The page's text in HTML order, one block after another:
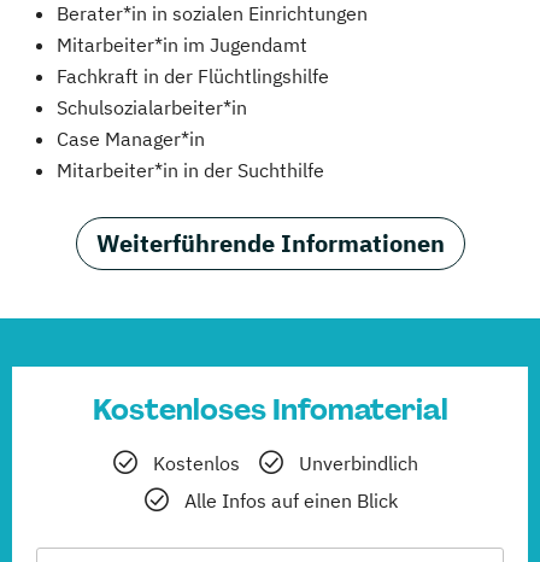
Berater*in in sozialen Einrichtungen
Mitarbeiter*in im Jugendamt
Fachkraft in der Flüchtlingshilfe
Schulsozialarbeiter*in
Case Manager*in
Mitarbeiter*in in der Suchthilfe
Weiterführende Informationen
Kostenloses Infomaterial
Kostenlos
Unverbindlich
Alle Infos auf einen Blick